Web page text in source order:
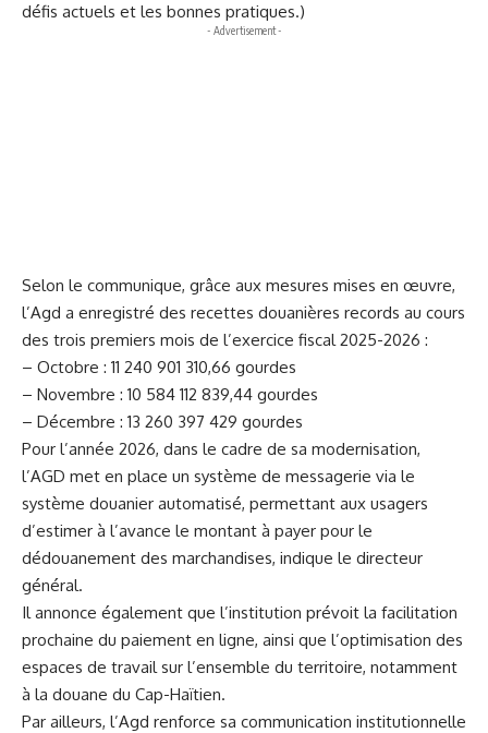
défis actuels et les bonnes pratiques.)
- Advertisement -
Selon le communique, grâce aux mesures mises en œuvre,
l’Agd a enregistré des recettes douanières records au cours
des trois premiers mois de l’exercice fiscal 2025-2026 :
– Octobre : 11 240 901 310,66 gourdes
– Novembre : 10 584 112 839,44 gourdes
– Décembre : 13 260 397 429 gourdes
Pour l’année 2026, dans le cadre de sa modernisation,
l’AGD met en place un système de messagerie via le
système douanier automatisé, permettant aux usagers
d’estimer à l’avance le montant à payer pour le
dédouanement des marchandises, indique le directeur
général.
Il annonce également que l’institution prévoit la facilitation
prochaine du paiement en ligne, ainsi que l’optimisation des
espaces de travail sur l’ensemble du territoire, notamment
à la douane du Cap-Haïtien.
Par ailleurs, l’Agd renforce sa communication institutionnelle